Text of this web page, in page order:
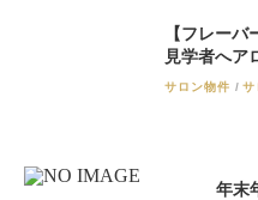
【フレー
見学者へ
サロン物件 サ
年末